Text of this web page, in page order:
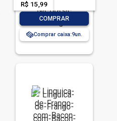
R$ 15,99
COMPRAR
Comprar caixa:9